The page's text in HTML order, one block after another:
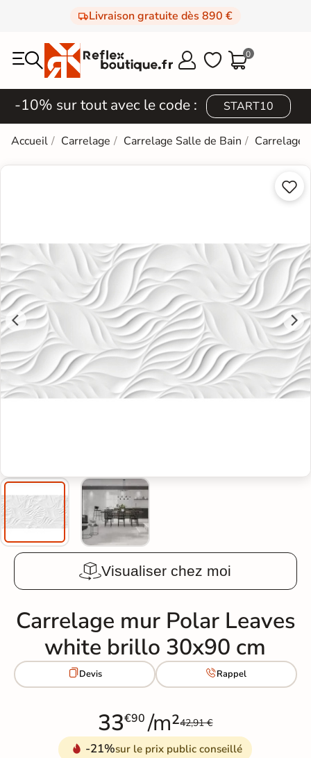
Livraison gratuite dès 890 €
  0
-10% sur tout avec le code : START10
Accueil Carrelage Carrelage Salle de Bain Carrelage


Visualiser chez moi
Carrelage mur Polar Leaves
white brillo 30x90 cm
Devis Rappel
33€90 /m²42,91 €
-21%sur le prix public conseillé